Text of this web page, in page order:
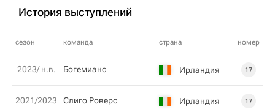
История выступлений
сезон команда страна номер
2023/ н.в. Богемианс Ирландия 17
2021/2023 Слиго Роверс Ирландия 17